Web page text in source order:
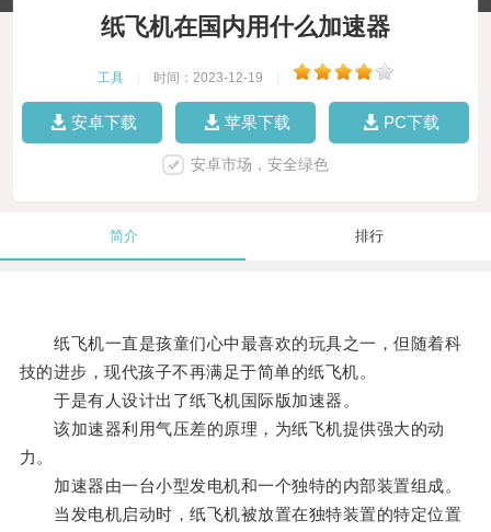
纸飞机在国内用什么加速器
工具 时间：2023-12-19
安卓下载 苹果下载 PC下载
安卓市场，安全绿色
简介 排行
纸飞机一直是孩童们心中最喜欢的玩具之一，但随着科
技的进步，现代孩子不再满足于简单的纸飞机。
于是有人设计出了纸飞机国际版加速器。
该加速器利用气压差的原理，为纸飞机提供强大的动
力。
加速器由一台小型发电机和一个独特的内部装置组成。
当发电机启动时，纸飞机被放置在独特装置的特定位置